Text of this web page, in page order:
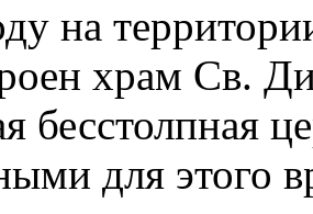
на
храм Св.
бесстолпная
для